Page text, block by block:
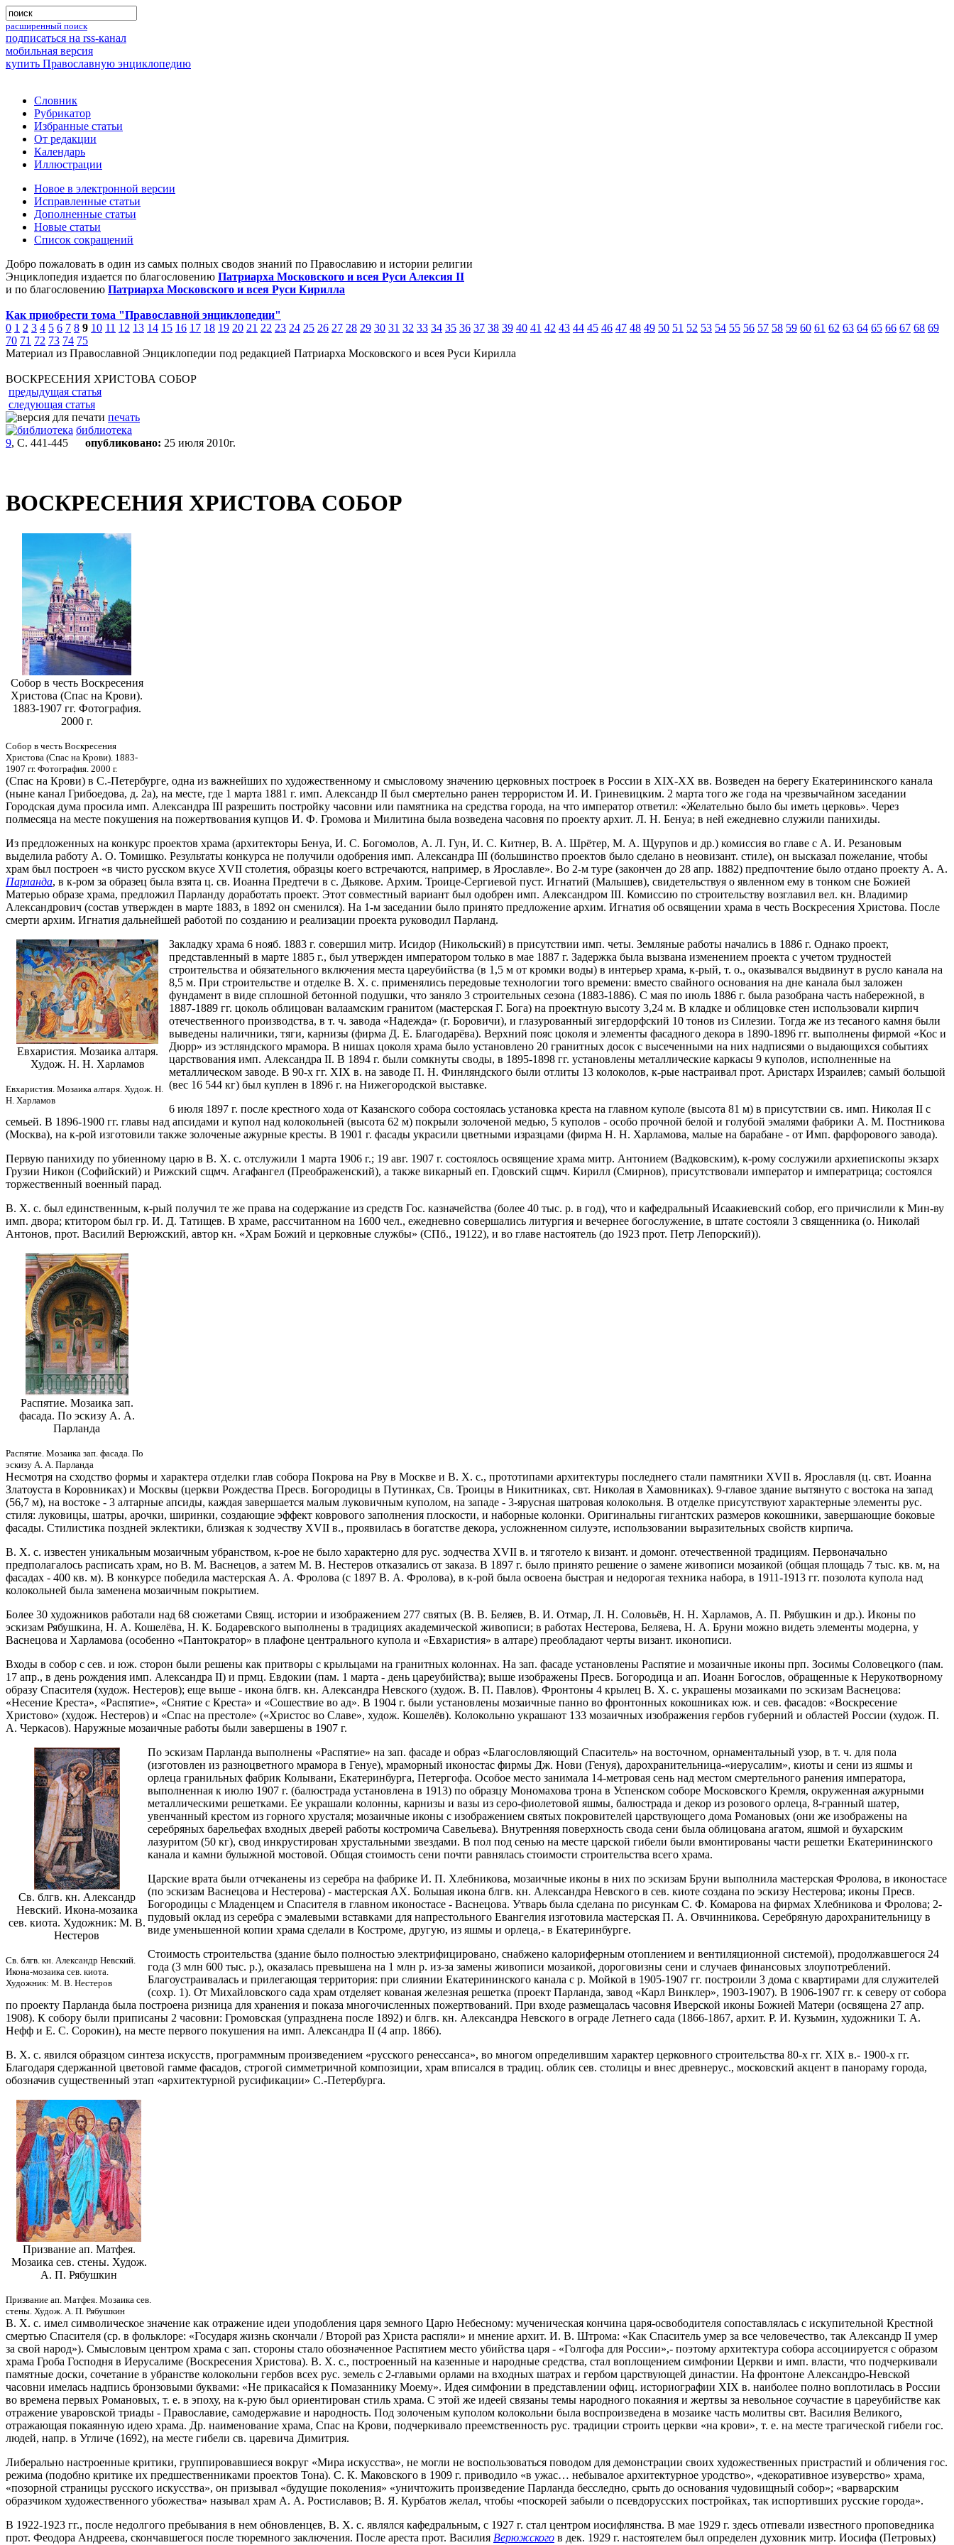
расширенный поиск
подписаться на rss-канал
мобильная версия
купить Православную энциклопедию
Словник
Рубрикатор
Избранные статьи
От редакции
Календарь
Иллюстрации
Новое в электронной версии
Исправленные статьи
Дополненные статьи
Новые статьи
Список сокращений
Добро пожаловать в один из самых полных сводов знаний по Православию и истории религии
Энциклопедия издается по благословению Патриарха Московского и всея Руси Алексия II
и по благословению Патриарха Московского и всея Руси Кирилла
Как приобрести тома "Православной энциклопедии"
0 1 2 3 4 5 6 7 8 9 10 11 12 13 14 15 16 17 18 19 20 21 22 23 24 25 26 27 28 29 30 31 32 33 34 35 36 37 38 39 40 41 42 43 44 45 46 47 48 49 50 51 52 53 54 55 56 57 58 59 60 61 62 63 64 65 66 67 68 69
70 71 72 73 74 75
Материал из Православной Энциклопедии под редакцией Патриарха Московского и всея Руси Кирилла
ВОСКРЕСЕНИЯ ХРИСТОВА СОБОР
предыдущая статья
следующая статья
печать
библиотека
9, С. 441-445 опубликовано: 25 июля 2010г.
ВОСКРЕСЕНИЯ ХРИСТОВА СОБОР
Собор в честь Воскресения
Христова (Спас на Крови).
1883-1907 гг. Фотография.
2000 г.
Собор в честь Воскресения
Христова (Спас на Крови). 1883-
1907 гг. Фотография. 2000 г.
(Спас на Крови) в С.-Петербурге, одна из важнейших по художественному и смысловому значению церковных построек в России в XIX-XX вв. Возведен на берегу Екатерининского канала
(ныне канал Грибоедова, д. 2а), на месте, где 1 марта 1881 г. имп. Александр II был смертельно ранен террористом И. И. Гриневицким. 2 марта того же года на чрезвычайном заседании
Городская дума просила имп. Александра III разрешить постройку часовни или памятника на средства города, на что император ответил: «Желательно было бы иметь церковь». Через
полмесяца на месте покушения на пожертвования купцов И. Ф. Громова и Милитина была возведена часовня по проекту архит. Л. Н. Бенуа; в ней ежедневно служили панихиды.
Из предложенных на конкурс проектов храма (архитекторы Бенуа, И. С. Богомолов, А. Л. Гун, И. С. Китнер, В. А. Шрётер, М. А. Щурупов и др.) комиссия во главе с А. И. Резановым
выделила работу А. О. Томишко. Результаты конкурса не получили одобрения имп. Александра III (большинство проектов было сделано в неовизант. стиле), он высказал пожелание, чтобы
храм был построен «в чисто русском вкусе XVII столетия, образцы коего встречаются, например, в Ярославле». Во 2-м туре (закончен до 28 апр. 1882) предпочтение было отдано проекту А. А.
Парланда, в к-ром за образец была взята ц. св. Иоанна Предтечи в с. Дьякове. Архим. Троице-Сергиевой пуст. Игнатий (Малышев), свидетельствуя о явленном ему в тонком сне Божией
Матерью образе храма, предложил Парланду доработать проект. Этот совместный вариант был одобрен имп. Александром III. Комиссию по строительству возглавил вел. кн. Владимир
Александрович (состав утвержден в марте 1883, в 1892 он сменился). На 1-м заседании было принято предложение архим. Игнатия об освящении храма в честь Воскресения Христова. После
смерти архим. Игнатия дальнейшей работой по созданию и реализации проекта руководил Парланд.
Евхаристия. Мозаика алтаря.
Худож. Н. Н. Харламов
Евхаристия. Мозаика алтаря. Худож. Н.
Н. Харламов
Закладку храма 6 нояб. 1883 г. совершил митр. Исидор (Никольский) в присутствии имп. четы. Земляные работы начались в 1886 г. Однако проект,
представленный в марте 1885 г., был утвержден императором только в мае 1887 г. Задержка была вызвана изменением проекта с учетом трудностей
строительства и обязательного включения места цареубийства (в 1,5 м от кромки воды) в интерьер храма, к-рый, т. о., оказывался выдвинут в русло канала на
8,5 м. При строительстве и отделке В. Х. с. применялись передовые технологии того времени: вместо свайного основания на дне канала был заложен
фундамент в виде сплошной бетонной подушки, что заняло 3 строительных сезона (1883-1886). С мая по июль 1886 г. была разобрана часть набережной, в
1887-1889 гг. цоколь облицован валаамским гранитом (мастерская Г. Бога) на проектную высоту 3,24 м. В кладке и облицовке стен использовали кирпич
отечественного производства, в т. ч. завода «Надежда» (г. Боровичи), и глазурованный зигердорфский 10 тонов из Силезии. Тогда же из тесаного камня были
выведены наличники, тяги, карнизы (фирма Д. Е. Благодарёва). Верхний пояс цоколя и элементы фасадного декора в 1890-1896 гг. выполнены фирмой «Кос и
Дюрр» из эстляндского мрамора. В нишах цоколя храма было установлено 20 гранитных досок с высеченными на них надписями о выдающихся событиях
царствования имп. Александра II. В 1894 г. были сомкнуты своды, в 1895-1898 гг. установлены металлические каркасы 9 куполов, исполненные на
металлическом заводе. В 90-х гг. XIX в. на заводе П. Н. Финляндского были отлиты 13 колоколов, к-рые настраивал прот. Аристарх Израилев; самый большой
(вес 16 544 кг) был куплен в 1896 г. на Нижегородской выставке.
6 июля 1897 г. после крестного хода от Казанского собора состоялась установка креста на главном куполе (высота 81 м) в присутствии св. имп. Николая II с
семьей. В 1896-1900 гг. главы над апсидами и купол над колокольней (высота 62 м) покрыли золоченой медью, 5 куполов - особо прочной белой и голубой эмалями фабрики А. М. Постникова
(Москва), на к-рой изготовили также золоченые ажурные кресты. В 1901 г. фасады украсили цветными изразцами (фирма Н. Н. Харламова, малые на барабане - от Имп. фарфорового завода).
Первую панихиду по убиенному царю в В. Х. с. отслужили 1 марта 1906 г.; 19 авг. 1907 г. состоялось освящение храма митр. Антонием (Вадковским), к-рому сослужили архиепископы экзарх
Грузии Никон (Софийский) и Рижский сщмч. Агафангел (Преображенский), а также викарный еп. Гдовский сщмч. Кирилл (Смирнов), присутствовали император и императрица; состоялся
торжественный военный парад.
В. Х. с. был единственным, к-рый получил те же права на содержание из средств Гос. казначейства (более 40 тыс. р. в год), что и кафедральный Исаакиевский собор, его причислили к Мин-ву
имп. двора; ктитором был гр. И. Д. Татищев. В храме, рассчитанном на 1600 чел., ежедневно совершались литургия и вечернее богослужение, в штате состояли 3 священника (о. Николай
Антонов, прот. Василий Верюжский, автор кн. «Храм Божий и церковные службы» (СПб., 19122), и во главе настоятель (до 1923 прот. Петр Лепорский)).
Распятие. Мозаика зап.
фасада. По эскизу А. А.
Парланда
Распятие. Мозаика зап. фасада. По
эскизу А. А. Парланда
Несмотря на сходство формы и характера отделки глав собора Покрова на Рву в Москве и В. Х. с., прототипами архитектуры последнего стали памятники XVII в. Ярославля (ц. свт. Иоанна
Златоуста в Коровниках) и Москвы (церкви Рождества Пресв. Богородицы в Путинках, Св. Троицы в Никитниках, свт. Николая в Хамовниках). 9-главое здание вытянуто с востока на запад
(56,7 м), на востоке - 3 алтарные апсиды, каждая завершается малым луковичным куполом, на западе - 3-ярусная шатровая колокольня. В отделке присутствуют характерные элементы рус.
стиля: луковицы, шатры, арочки, ширинки, создающие эффект коврового заполнения плоскости, и наборные колонки. Оригинальны гигантских размеров кокошники, завершающие боковые
фасады. Стилистика поздней эклектики, близкая к зодчеству XVII в., проявилась в богатстве декора, усложненном силуэте, использовании выразительных свойств кирпича.
В. Х. с. известен уникальным мозаичным убранством, к-рое не было характерно для рус. зодчества XVII в. и тяготело к визант. и домонг. отечественной традициям. Первоначально
предполагалось расписать храм, но В. М. Васнецов, а затем М. В. Нестеров отказались от заказа. В 1897 г. было принято решение о замене живописи мозаикой (общая площадь 7 тыс. кв. м, на
фасадах - 400 кв. м). В конкурсе победила мастерская А. А. Фролова (с 1897 В. А. Фролова), в к-рой была освоена быстрая и недорогая техника набора, в 1911-1913 гг. позолота купола над
колокольней была заменена мозаичным покрытием.
Более 30 художников работали над 68 сюжетами Свящ. истории и изображением 277 святых (В. В. Беляев, В. И. Отмар, Л. Н. Соловьёв, Н. Н. Харламов, А. П. Рябушкин и др.). Иконы по
эскизам Рябушкина, Н. А. Кошелёва, Н. К. Бодаревского выполнены в традициях академической живописи; в работах Нестерова, Беляева, Н. А. Бруни можно видеть элементы модерна, у
Васнецова и Харламова (особенно «Пантократор» в плафоне центрального купола и «Евхаристия» в алтаре) преобладают черты визант. иконописи.
Входы в собор с сев. и юж. сторон были решены как притворы с крыльцами на гранитных колоннах. На зап. фасаде установлены Распятие и мозаичные иконы прп. Зосимы Соловецкого (пам.
17 апр., в день рождения имп. Александра II) и прмц. Евдокии (пам. 1 марта - день цареубийства); выше изображены Пресв. Богородица и ап. Иоанн Богослов, обращенные к Нерукотворному
образу Спасителя (худож. Нестеров); еще выше - икона блгв. кн. Александра Невского (худож. В. П. Павлов). Фронтоны 4 крылец В. Х. с. украшены мозаиками по эскизам Васнецова:
«Несение Креста», «Распятие», «Снятие с Креста» и «Сошествие во ад». В 1904 г. были установлены мозаичные панно во фронтонных кокошниках юж. и сев. фасадов: «Воскресение
Христово» (худож. Нестеров) и «Спас на престоле» («Христос во Славе», худож. Кошелёв). Колокольню украшают 133 мозаичных изображения гербов губерний и областей России (худож. П.
А. Черкасов). Наружные мозаичные работы были завершены в 1907 г.
Св. блгв. кн. Александр
Невский. Икона-мозаика
сев. киота. Художник: М. В.
Нестеров
Св. блгв. кн. Александр Невский.
Икона-мозаика сев. киота.
Художник: М. В. Нестеров
По эскизам Парланда выполнены «Распятие» на зап. фасаде и образ «Благословляющий Спаситель» на восточном, орнаментальный узор, в т. ч. для пола
(изготовлен из разноцветного мрамора в Генуе), мраморный иконостас фирмы Дж. Нови (Генуя), дарохранительница-«иерусалим», киоты и сени из яшмы и
орлеца гранильных фабрик Колывани, Екатеринбурга, Петергофа. Особое место занимала 14-метровая сень над местом смертельного ранения императора,
выполненная к июлю 1907 г. (балюстрада установлена в 1913) по образцу Мономахова трона в Успенском соборе Московского Кремля, окруженная ажурными
металлическими решетками. Ее украшали колонны, карнизы и вазы из серо-фиолетовой яшмы, балюстрада и декор из розового орлеца, 8-гранный шатер,
увенчанный крестом из горного хрусталя; мозаичные иконы с изображением святых покровителей царствующего дома Романовых (они же изображены на
серебряных барельефах входных дверей работы костромича Савельева). Внутренняя поверхность свода сени была облицована агатом, яшмой и бухарским
лазуритом (50 кг), свод инкрустирован хрустальными звездами. В пол под сенью на месте царской гибели были вмонтированы части решетки Екатерининского
канала и камни булыжной мостовой. Общая стоимость сени почти равнялась стоимости строительства всего храма.
Царские врата были отчеканены из серебра на фабрике И. П. Хлебникова, мозаичные иконы в них по эскизам Бруни выполнила мастерская Фролова, в иконостасе
(по эскизам Васнецова и Нестерова) - мастерская АХ. Большая икона блгв. кн. Александра Невского в сев. киоте создана по эскизу Нестерова; иконы Пресв.
Богородицы с Младенцем и Спасителя в главном иконостасе - Васнецова. Утварь была сделана по рисункам С. Ф. Комарова на фирмах Хлебникова и Фролова; 2-
пудовый оклад из серебра с эмалевыми вставками для напрестольного Евангелия изготовила мастерская П. А. Овчинникова. Серебряную дарохранительницу в
виде уменьшенной копии храма сделали в Костроме, другую, из яшмы и орлеца,- в Екатеринбурге.
Стоимость строительства (здание было полностью электрифицировано, снабжено калориферным отоплением и вентиляционной системой), продолжавшегося 24
года (3 млн 600 тыс. р.), оказалась превышена на 1 млн р. из-за замены живописи мозаикой, дороговизны сени и случаев финансовых злоупотреблений.
Благоустраивалась и прилегающая территория: при слиянии Екатерининского канала с р. Мойкой в 1905-1907 гг. построили 3 дома с квартирами для служителей
(сохр. 1). От Михайловского сада храм отделяет кованая железная решетка (проект Парланда, завод «Карл Винклер», 1903-1907). В 1906-1907 гг. к северу от собора
по проекту Парланда была построена ризница для хранения и показа многочисленных пожертвований. При входе размещалась часовня Иверской иконы Божией Матери (освящена 27 апр.
1908). К собору были приписаны 2 часовни: Громовская (упразднена после 1892) и блгв. кн. Александра Невского в ограде Летнего сада (1866-1867, архит. Р. И. Кузьмин, художники Т. А.
Нефф и Е. С. Сорокин), на месте первого покушения на имп. Александра II (4 апр. 1866).
В. Х. с. явился образцом синтеза искусств, программным произведением «русского ренессанса», во многом определившим характер церковного строительства 80-х гг. XIX в.- 1900-х гг.
Благодаря сдержанной цветовой гамме фасадов, строгой симметричной композиции, храм вписался в традиц. облик сев. столицы и внес древнерус., московский акцент в панораму города,
обозначив существенный этап «архитектурной русификации» С.-Петербурга.
Призвание ап. Матфея.
Мозаика сев. стены. Худож.
А. П. Рябушкин
Призвание ап. Матфея. Мозаика сев.
стены. Худож. А. П. Рябушкин
В. Х. с. имел символическое значение как отражение идеи уподобления царя земного Царю Небесному: мученическая кончина царя-освободителя сопоставлялась с искупительной Крестной
смертью Спасителя (ср. в фольклоре: «Государя жизнь скончали / Второй раз Христа распяли» и мнение архит. И. В. Штрома: «Как Спаситель умер за все человечество, так Александр II умер
за свой народ»). Смысловым центром храма с зап. стороны стало обозначенное Распятием место убийства царя - «Голгофа для России»,- поэтому архитектура собора ассоциируется с образом
храма Гроба Господня в Иерусалиме (Воскресения Христова). В. Х. с., построенный на казенные и народные средства, стал воплощением симфонии Церкви и имп. власти, что подчеркивали
памятные доски, сочетание в убранстве колокольни гербов всех рус. земель с 2-главыми орлами на входных шатрах и гербом царствующей династии. На фронтоне Александро-Невской
часовни имелась надпись бронзовыми буквами: «Не прикасайся к Помазаннику Моему». Идея симфонии в представлении офиц. историографии XIX в. наиболее полно воплотилась в России
во времена первых Романовых, т. е. в эпоху, на к-рую был ориентирован стиль храма. С этой же идеей связаны темы народного покаяния и жертвы за невольное соучастие в цареубийстве как
отражение уваровской триады - Православие, самодержавие и народность. Под золоченым куполом колокольни была воспроизведена в мозаике часть молитвы свт. Василия Великого,
отражающая покаянную идею храма. Др. наименование храма, Спас на Крови, подчеркивало преемственность рус. традиции строить церкви «на крови», т. е. на месте трагической гибели гос.
людей, напр. в Угличе (1692), на месте гибели св. царевича Димитрия.
Либерально настроенные критики, группировавшиеся вокруг «Мира искусства», не могли не воспользоваться поводом для демонстрации своих художественных пристрастий и обличения гос.
режима (подобно критике их предшественниками проектов Тона). С. К. Маковского в 1909 г. приводило «в ужас… небывалое архитектурное уродство», «декоративное изуверство» храма,
«позорной страницы русского искусства», он призывал «будущие поколения» «уничтожить произведение Парланда бесследно, срыть до основания чудовищный собор»; «варварским
образчиком художественного убожества» называл храм А. А. Ростиславов; В. Я. Курбатов желал, чтобы «поскорей забыли о псевдорусских постройках, так испортивших русские города».
В 1922-1923 гг., после недолгого пребывания в нем обновленцев, В. Х. с. являлся кафедральным, с 1927 г. стал центром иосифлянства. В мае 1929 г. здесь отпевали известного проповедника
прот. Феодора Андреева, скончавшегося после тюремного заключения. После ареста прот. Василия Верюжского в дек. 1929 г. настоятелем был определен духовник митр. Иосифа (Петровых)